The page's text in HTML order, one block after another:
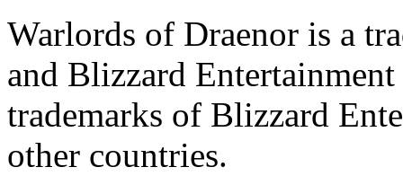
Warlords of Draenor is a
and Blizzard
trademarks of Blizzard
other countries.